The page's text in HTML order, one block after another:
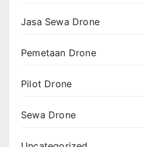
Jasa Sewa Drone
Pemetaan Drone
Pilot Drone
Sewa Drone